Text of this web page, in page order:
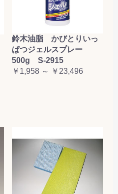
鈴木油脂 かびとりいっ
ぱつジェルスプレー
500g S-2915
￥1,958 ～ ￥23,496